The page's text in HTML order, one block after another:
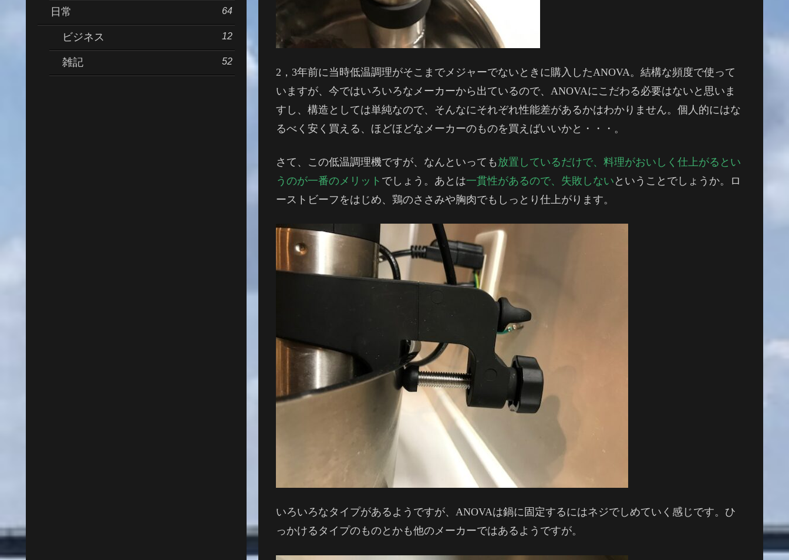
2，3年前に当時低温調理がそこまでメジャーでないときに購入したANOVA。結構な頻度で使って
いますが、今ではいろいろなメーカーから出ているので、ANOVAにこだわる必要はないと思いま
すし、構造としては単純なので、そんなにそれぞれ性能差があるかはわかりません。個人的にはな
るべく安く買える、ほどほどなメーカーのものを買えばいいかと・・・。
さて、この低温調理機ですが、なんといっても 放置しているだけで、料理がおいしく仕上がるとい
うのが一番のメリット でしょう。あとは一貫性があるので、失敗しない ということでしょうか。ロ
ーストビーフをはじめ、鶏のささみや胸肉でもしっとり仕上がります。
いろいろなタイプがあるようですが、ANOVAは鍋に固定するにはネジでしめていく感じです。ひ
っかけるタイプのものとかも他のメーカーではあるようですが。
日常 64
ビジネス 12
雑記 52